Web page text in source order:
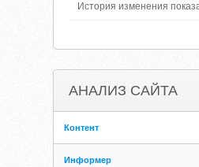
История изменения
АНАЛИЗ САЙТА
Контент
Информер